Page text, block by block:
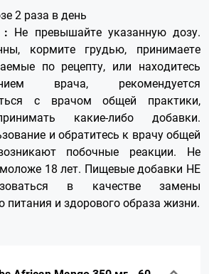
2 раза в день
: Не превышайте указанную дозу.
кормите грудью, принимаете
по рецепту, или находитесь
врача, рекомендуется
с врачом общей практики,
какие-либо добавки.
и обратитесь к врачу общей
побочные реакции. Не
18 лет. Пищевые добавки НЕ
в качестве замены
питания и здорового образа жизни.